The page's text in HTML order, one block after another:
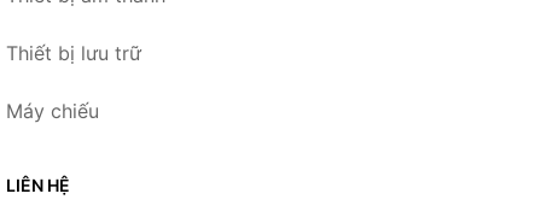
Thiết bị lưu trữ
Máy chiếu
LIÊN HỆ